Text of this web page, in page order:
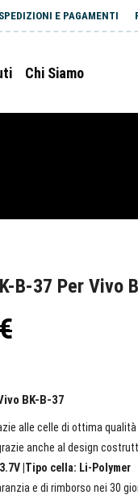
SPEDIZIONI E PAGAMENTI
Chi Siamo
B-37 Per Vivo
BK-B-37
alle celle di ottima
anche al design
|Tipo cella: Li-Polymer
e di rimborso nei 30